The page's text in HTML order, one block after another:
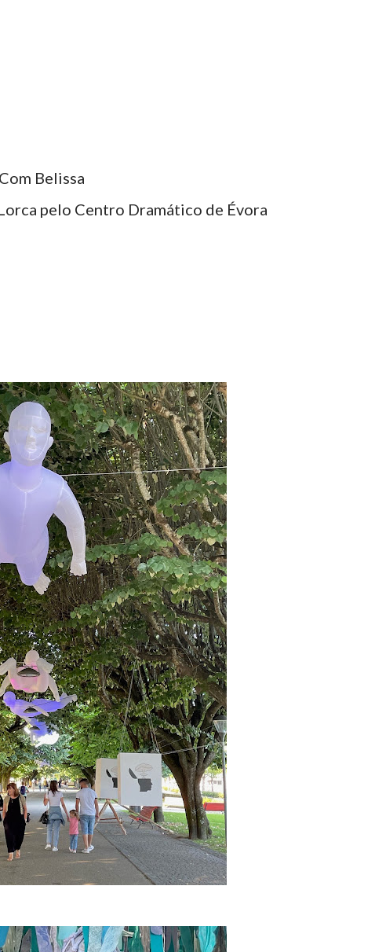
Belissa
pelo Centro Dramático de Évora